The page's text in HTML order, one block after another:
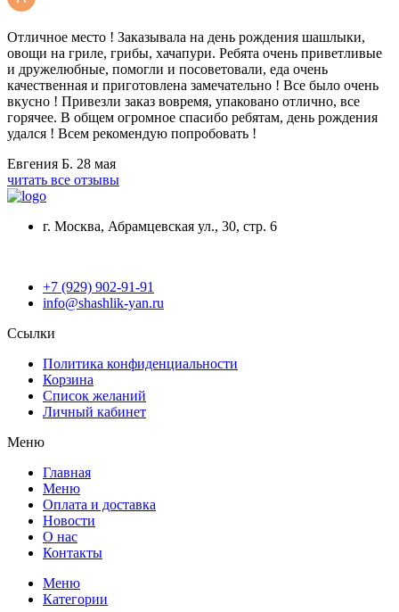
Отличное место ! Заказывала на день рождения шашлыки,
овощи на гриле, грибы, хачапури. Ребята очень приветливые
и дружелюбные, помогли и посоветовали, еда очень
качественная и приготовлена замечательно ! Все было очень
вкусно ! Привезли заказ вовремя, упаковано отлично, все
горячее. В общем огромное спасибо ребятам, день рождения
удался ! Всем рекомендую попробовать !
Евгения Б. 28 мая
читать все отзывы
г. Москва, Абрамцевская ул., 30, стр. 6
+7 (929) 902-91-91
info@shashlik-yan.ru
Ссылки
Политика конфиденциальности
Корзина
Список желаний
Личный кабинет
Меню
Главная
Меню
Оплата и доставка
Новости
О нас
Контакты
Меню
Категории